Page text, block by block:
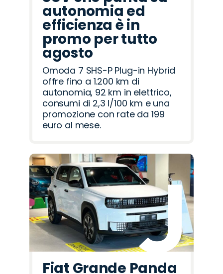
autonomia ed
efficienza è in
promo per tutto
agosto
Omoda 7 SHS-P Plug-in Hybrid
offre fino a 1.200 km di
autonomia, 92 km in elettrico,
consumi di 2,3 l/100 km e una
promozione con rate da 199
euro al mese.
Fiat Grande Panda